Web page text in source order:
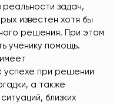
задач,
известен хотя бы
решения. При этом
ученику помощь.
успехе при решении
а также
близких